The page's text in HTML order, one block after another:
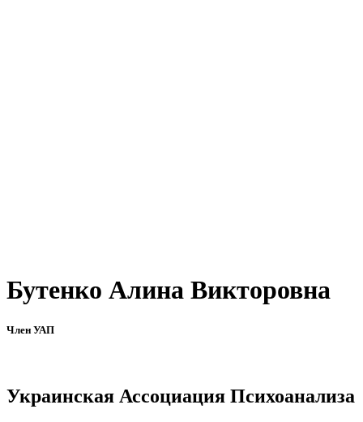
Бутенко Алина Викторовна
Член УАП
Украинская Ассоциация Психоанализа